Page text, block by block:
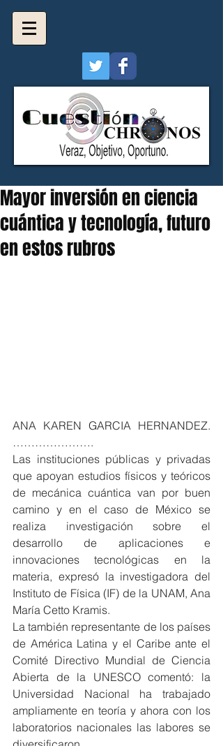
Mayor inversión en ciencia
cuántica y tecnología, futuro
en estos rubros
ANA KAREN GARCIA HERNANDEZ.
………………….
Las instituciones públicas y privadas
que apoyan estudios físicos y teóricos
de mecánica cuántica van por buen
camino y en el caso de México se
realiza investigación sobre el
desarrollo de aplicaciones e
innovaciones tecnológicas en la
materia, expresó la investigadora del
Instituto de Física (IF) de la UNAM, Ana
María Cetto Kramis.
La también representante de los países
de América Latina y el Caribe ante el
Comité Directivo Mundial de Ciencia
Abierta de la UNESCO comentó: la
Universidad Nacional ha trabajado
ampliamente en teoría y ahora con los
laboratorios nacionales las labores se